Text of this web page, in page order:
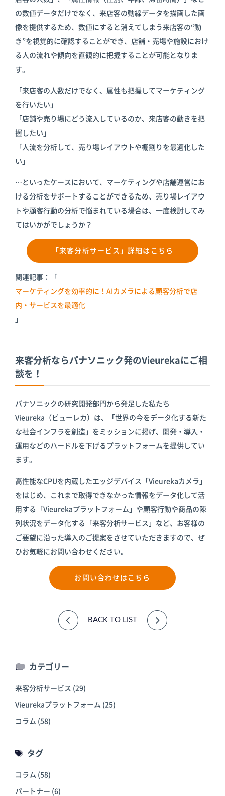
の数値データだけでなく、来店客の動線データを描画した画
像を提供するため、数値にすると消えてしまう来店客の“動
き”を視覚的に確認することができ、店舗・売場や施設におけ
る人の流れや傾向を直観的に把握することが可能となりま
す。
「来店客の人数だけでなく、属性も把握してマーケティング
を行いたい」
「店舗や売り場にどう流入しているのか、来店客の動きを把
握したい」
「人流を分析して、売り場レイアウトや棚割りを最適化した
い」
…といったケースにおいて、マーケティングや店舗運営にお
ける分析をサポートすることができるため、売り場レイアウ
トや顧客行動の分析で悩まれている場合は、一度検討してみ
てはいかがでしょうか？
「来客分析サービス」詳細はこちら
関連記事：「
マーケティングを効率的に！AIカメラによる顧客分析で店
内・サービスを最適化
」
来客分析ならパナソニック発のVieurekaにご相
談を！
パナソニックの研究開発部門から発足した私たち
Vieureka（ビューレカ）は、「世界の今をデータ化する新た
な社会インフラを創造」をミッションに掲げ、開発・導入・
運用などのハードルを下げるプラットフォームを提供してい
ます。
高性能なCPUを内蔵したエッジデバイス「Vieurekaカメラ」
をはじめ、これまで取得できなかった情報をデータ化して活
用する「Vieurekaプラットフォーム」や顧客行動や商品の陳
列状況をデータ化する「来客分析サービス」など、お客様の
ご要望に沿った導入のご提案をさせていただきますので、ぜ
ひお気軽にお問い合わせください。
お問い合わせはこちら
BACK TO LIST
カテゴリー
来客分析サービス (29)
Vieurekaプラットフォーム (25)
コラム (58)
タグ
コラム (58)
パートナー (6)